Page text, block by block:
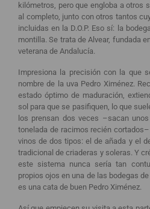
kilómetros, pero que engloba a otros
al completo, junto con otros tantos
incluidas en la D.O.P. Eso sí: la
montilla. Se trata de Alvear, fundada
veterana de Andalucía.
Impresiona la precisión con la que
nombre de la uva Pedro Ximénez.
estado óptimo de maduración,
sol para que se pasifiquen, lo que
los prensan dos veces –sacan
tonelada de racimos recién
vinos de dos tipos: el de añada y el
tradicional de criaderas y soleras. Y
este sistema nunca sería tan
propios ojos en una de las bodegas
es una cata de buen Pedro Ximénez.